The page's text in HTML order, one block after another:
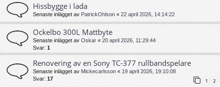
Hissbygge i lada
Senaste inlägget av PatrickOhlson « 22 april 2026, 14:14:22
Ockelbo 300L Mattbyte
Senaste inlägget av Oskar « 20 april 2026, 11:29:44
Svar: 1
Renovering av en Sony TC-377 rullbandspelare
Senaste inlägget av Mickecarlsson « 19 april 2026, 19:10:08
Svar: 17 1 2